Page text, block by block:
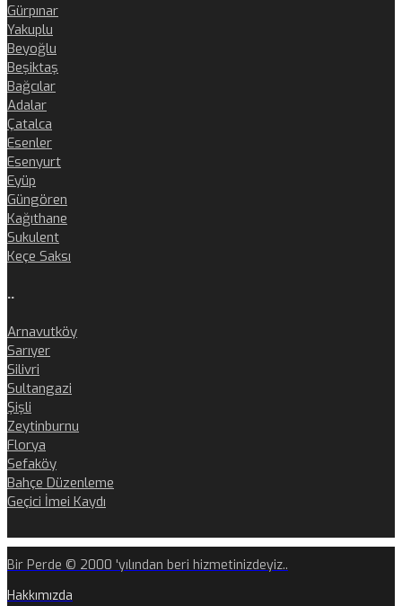
Gürpınar
Yakuplu
Beyoğlu
Beşiktaş
Bağcılar
Adalar
Çatalca
Esenler
Esenyurt
Eyüp
Güngören
Kağıthane
Sukulent
Keçe Saksı
..
Arnavutköy
Sarıyer
Silivri
Sultangazi
Şişli
Zeytinburnu
Florya
Sefaköy
Bahçe Düzenleme
Geçici İmei Kaydı
Bir Perde © 2000 'yılından beri hizmetinizdeyiz..
Hakkımızda